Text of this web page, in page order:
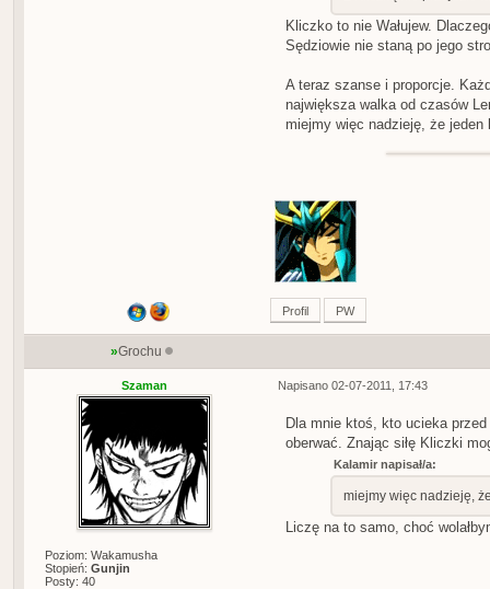
Kliczko to nie Wałujew.
Sędziowie nie staną po jego
A teraz szanse i proporcje.
największa walka od czasów
miejmy więc nadzieję, że jeden
Profil PW
»Grochu
Szaman
Poziom: Wakamusha
Stopień: Gunjin
Posty: 40
Napisano 02-07-2011, 17:43
Dla mnie ktoś, kto ucieka
oberwać. Znając siłę Kliczki
Kalamir napisał/a:
miejmy więc nadzieję,
Liczę na to samo, choć